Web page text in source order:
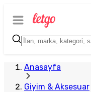
Anasayfa
Giyim & Aksesuar